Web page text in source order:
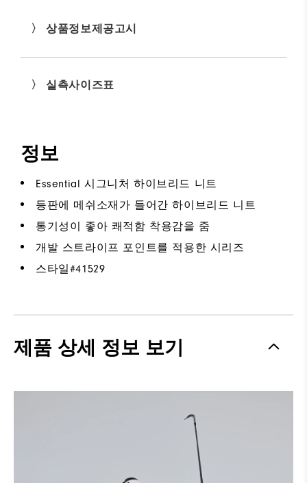
〉 상품정보제공고시
〉 실측사이즈표
정보
Essential 시그니처 하이브리드 니트
등판에 메쉬소재가 들어간 하이브리드 니트
통기성이 좋아 쾌적함 착용감을 줌
개발 스트라이프 포인트를 적용한 시리즈
스타일#41529
제품 상세 정보 보기